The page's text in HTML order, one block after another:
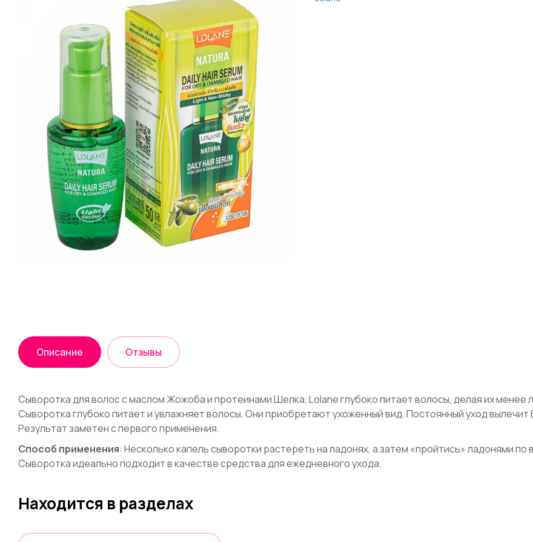
Описание Отзывы
Сыворотка для волос c маслом Жожоба и протеинами Шелка, Lolane глубоко питает волосы, делая их менее
Сыворотка глубоко питает и увлажняет волосы. Они приобретают ухоженный вид. Постоянный уход
Результат заметен с первого применения.
Способ применения: Несколько капель сыворотки растереть на ладонях, а затем «пройтись» ладонями
Сыворотка идеально подходит в качестве средства для ежедневного ухода.
Находится в разделах